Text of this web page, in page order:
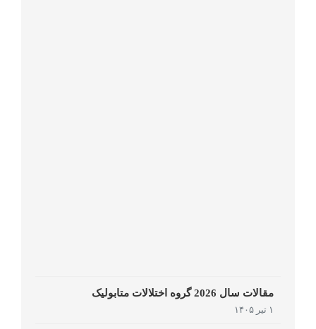
مقالات سال 2026 گروه اختلالات متابولیک
۱ تیر ۱۴۰۵